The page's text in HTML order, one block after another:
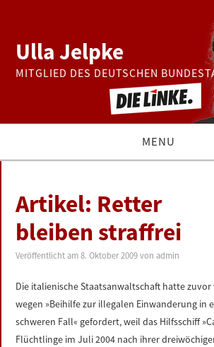
Ulla Jelpke
MITGLIED DES DEUTSCHEN
MENU
BUNDESTAG
PRESSE
ZUR PERSON
LINKS
Artikel: Retter
bleiben straffrei
Veröffentlicht am8. Oktober 2009 vonadmin
Die italienische Staatsanwaltschaft hatte zuvor
wegen »Beihilfe zur illegalen Einwanderung in
schweren Fall« gefordert, weil das Hilfsschiff
Flüchtlinge im Juli 2004 nach ihrer